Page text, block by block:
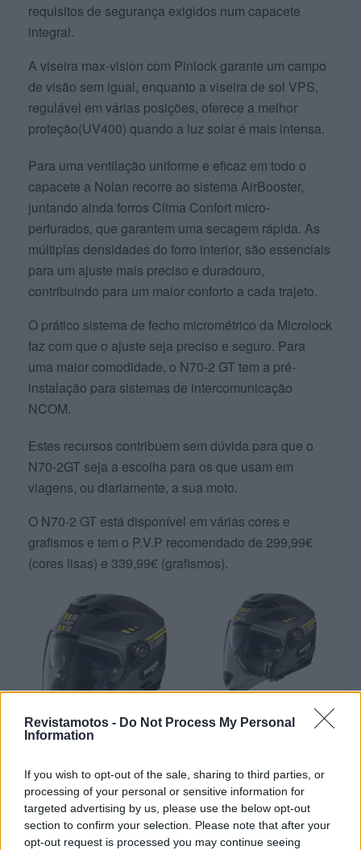
Revistamotos - Do Not Process My Personal
Information
If you wish to opt-out of the sale, sharing to third parties, or
processing of your personal or sensitive information for
targeted advertising by us, please use the below opt-out
section to confirm your selection. Please note that after your
opt-out request is processed you may continue seeing
requisitos de segurança exigidos num capacete
integral.
A viseira max-vision com Pinlock garante um campo
de visão sem igual, enquanto a viseira de sol VPS,
regulável em várias posições, oferece a melhor
proteção(UV400) quando a luz solar é mais intensa.
Para uma ventilação uniforme e eficaz em todo o
capacete a Nolan recorre ao sistema AirBooster,
juntando ainda forros Clima Confort micro-
perfurados, que garantem uma secagem rápida. As
múltiplas densidades do forro interior, são essenciais
para um ajuste mais preciso e duradouro,
contribuindo para um maior conforto a cada trajeto.
O prático sistema de fecho micrométrico da Microlock
faz com que o ajuste seja preciso e seguro. Para
uma maior comodidade, o N70-2 GT tem a pré-
instalação para sistemas de intercomunicação
NCOM.
Estes recursos contribuem sem dúvida para que o
N70-2GT seja a escolha para os que usam em
viagens, ou diariamente, a sua moto.
O N70-2 GT está disponível em várias cores e
grafismos e tem o P.V.P recomendado de 299,99€
(cores lisas) e 339,99€ (grafismos).
Tags: Nolan SC Vouga
RELACIONADOS